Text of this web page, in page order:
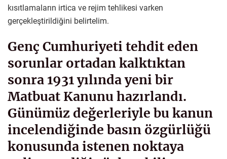
kısıtlamaların irtica ve rejim tehlikesi varken
gerçekleştirildiğini belirtelim.
Genç Cumhuriyeti tehdit eden
sorunlar ortadan kalktıktan
sonra 1931 yılında yeni bir
Matbuat Kanunu hazırlandı.
Günümüz değerleriyle bu kanun
incelendiğinde basın özgürlüğü
konusunda istenen noktaya